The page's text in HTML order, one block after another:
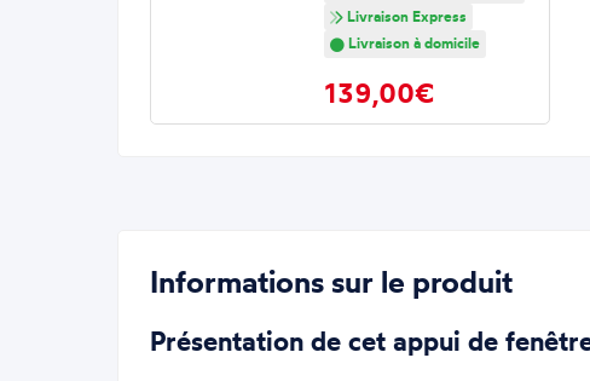
Livraison Express
Livraison à domicile
139,00€
Informations sur le produit
Présentation de cet appui de